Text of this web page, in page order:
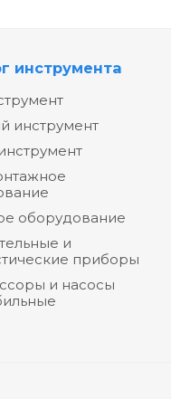
инструмента
инструмент
оборудование
и
приборы
и насосы